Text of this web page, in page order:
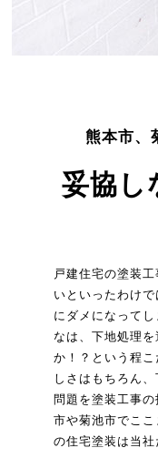
熊本市、
妥協し
戸建住宅の塗装
いといったわけ
にダメになって
なは、下地処理
か！？という程
しさはもちろん
問題を塗装工事
市や菊池市でこ
の住宅塗装は当社